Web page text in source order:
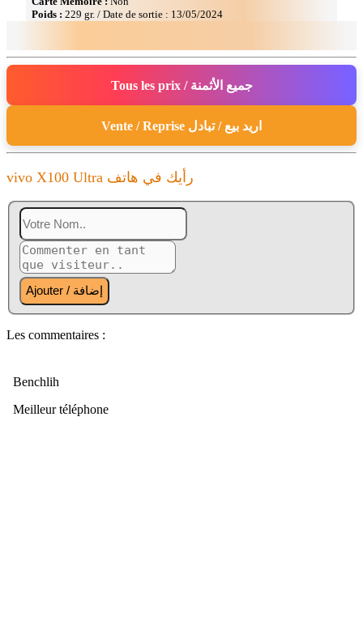
Poids : 229 gr. / Date de sortie : 13/05/2024
Tous les prix / جميع الأثمنة
Vente / Reprise اريد بيع / تبادل
vivo X100 Ultra رأيك في هاتف
Les commentaires :
Benchlih
Meilleur téléphone